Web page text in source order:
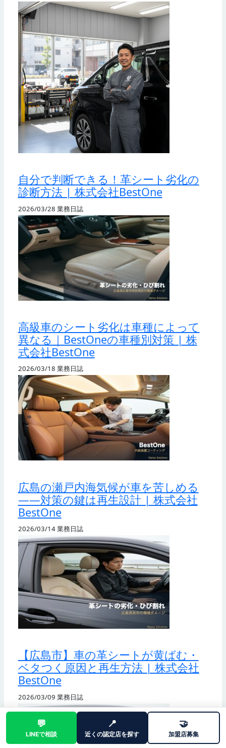
自分で判断できる！革シート劣化の
診断方法 | 株式会社BestOne
2026/03/28 業務日誌
高級車のシート劣化は車種によって
異なる｜BestOneの車種別対策 | 株
式会社BestOne
2026/03/18 業務日誌
広島の瀬戸内海気候が車を苦しめる
——対策の鍵は再生設計 | 株式会社
BestOne
2026/03/14業務日誌
【広島市】車の革シートが黄ばむ・
ベタつく原因と再生方法 | 株式会社
BestOne
2026/03/09 業務日誌
💬
LINEで相談
📍
近くの認定店を探す
🤝
加盟店募集